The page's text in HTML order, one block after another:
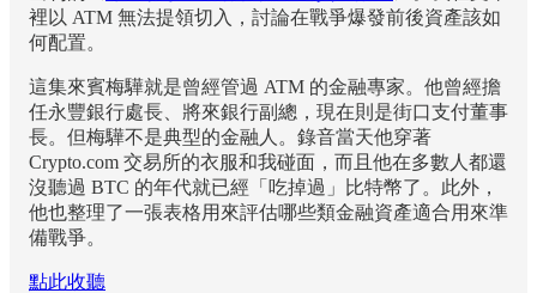
裡以 ATM 無法提領切入，討論在戰爭爆發前後資產該如
何配置。
這集來賓梅驊就是曾經管過 ATM 的金融專家。他曾經擔
任永豐銀行處長、將來銀行副總，現在則是街口支付董事
長。但梅驊不是典型的金融人。錄音當天他穿著
Crypto.com 交易所的衣服和我碰面，而且他在多數人都還
沒聽過 BTC 的年代就已經「吃掉過」比特幣了。此外，
他也整理了一張表格用來評估哪些類金融資產適合用來準
備戰爭。
點此收聽